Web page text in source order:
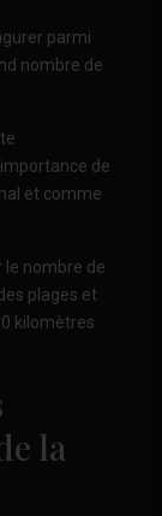
parmi
nombre de
de
et comme
le nombre de
plages et
kilomètres
la